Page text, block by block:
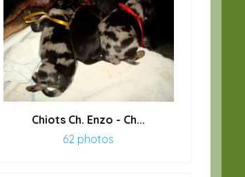
Chiots Ch. Enzo - Ch...
62 photos